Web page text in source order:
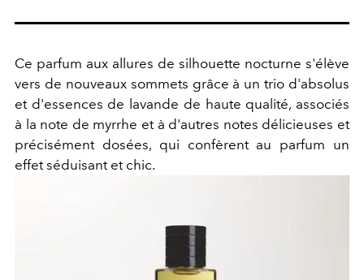
Ce parfum aux allures de silhouette nocturne s'élève
vers de nouveaux sommets grâce à un trio d'absolus
et d'essences de lavande de haute qualité, associés
à la note de myrrhe et à d'autres notes délicieuses et
précisément dosées, qui confèrent au parfum un
effet séduisant et chic.